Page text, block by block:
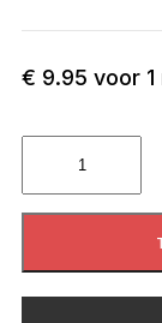
€ 9.95 voor